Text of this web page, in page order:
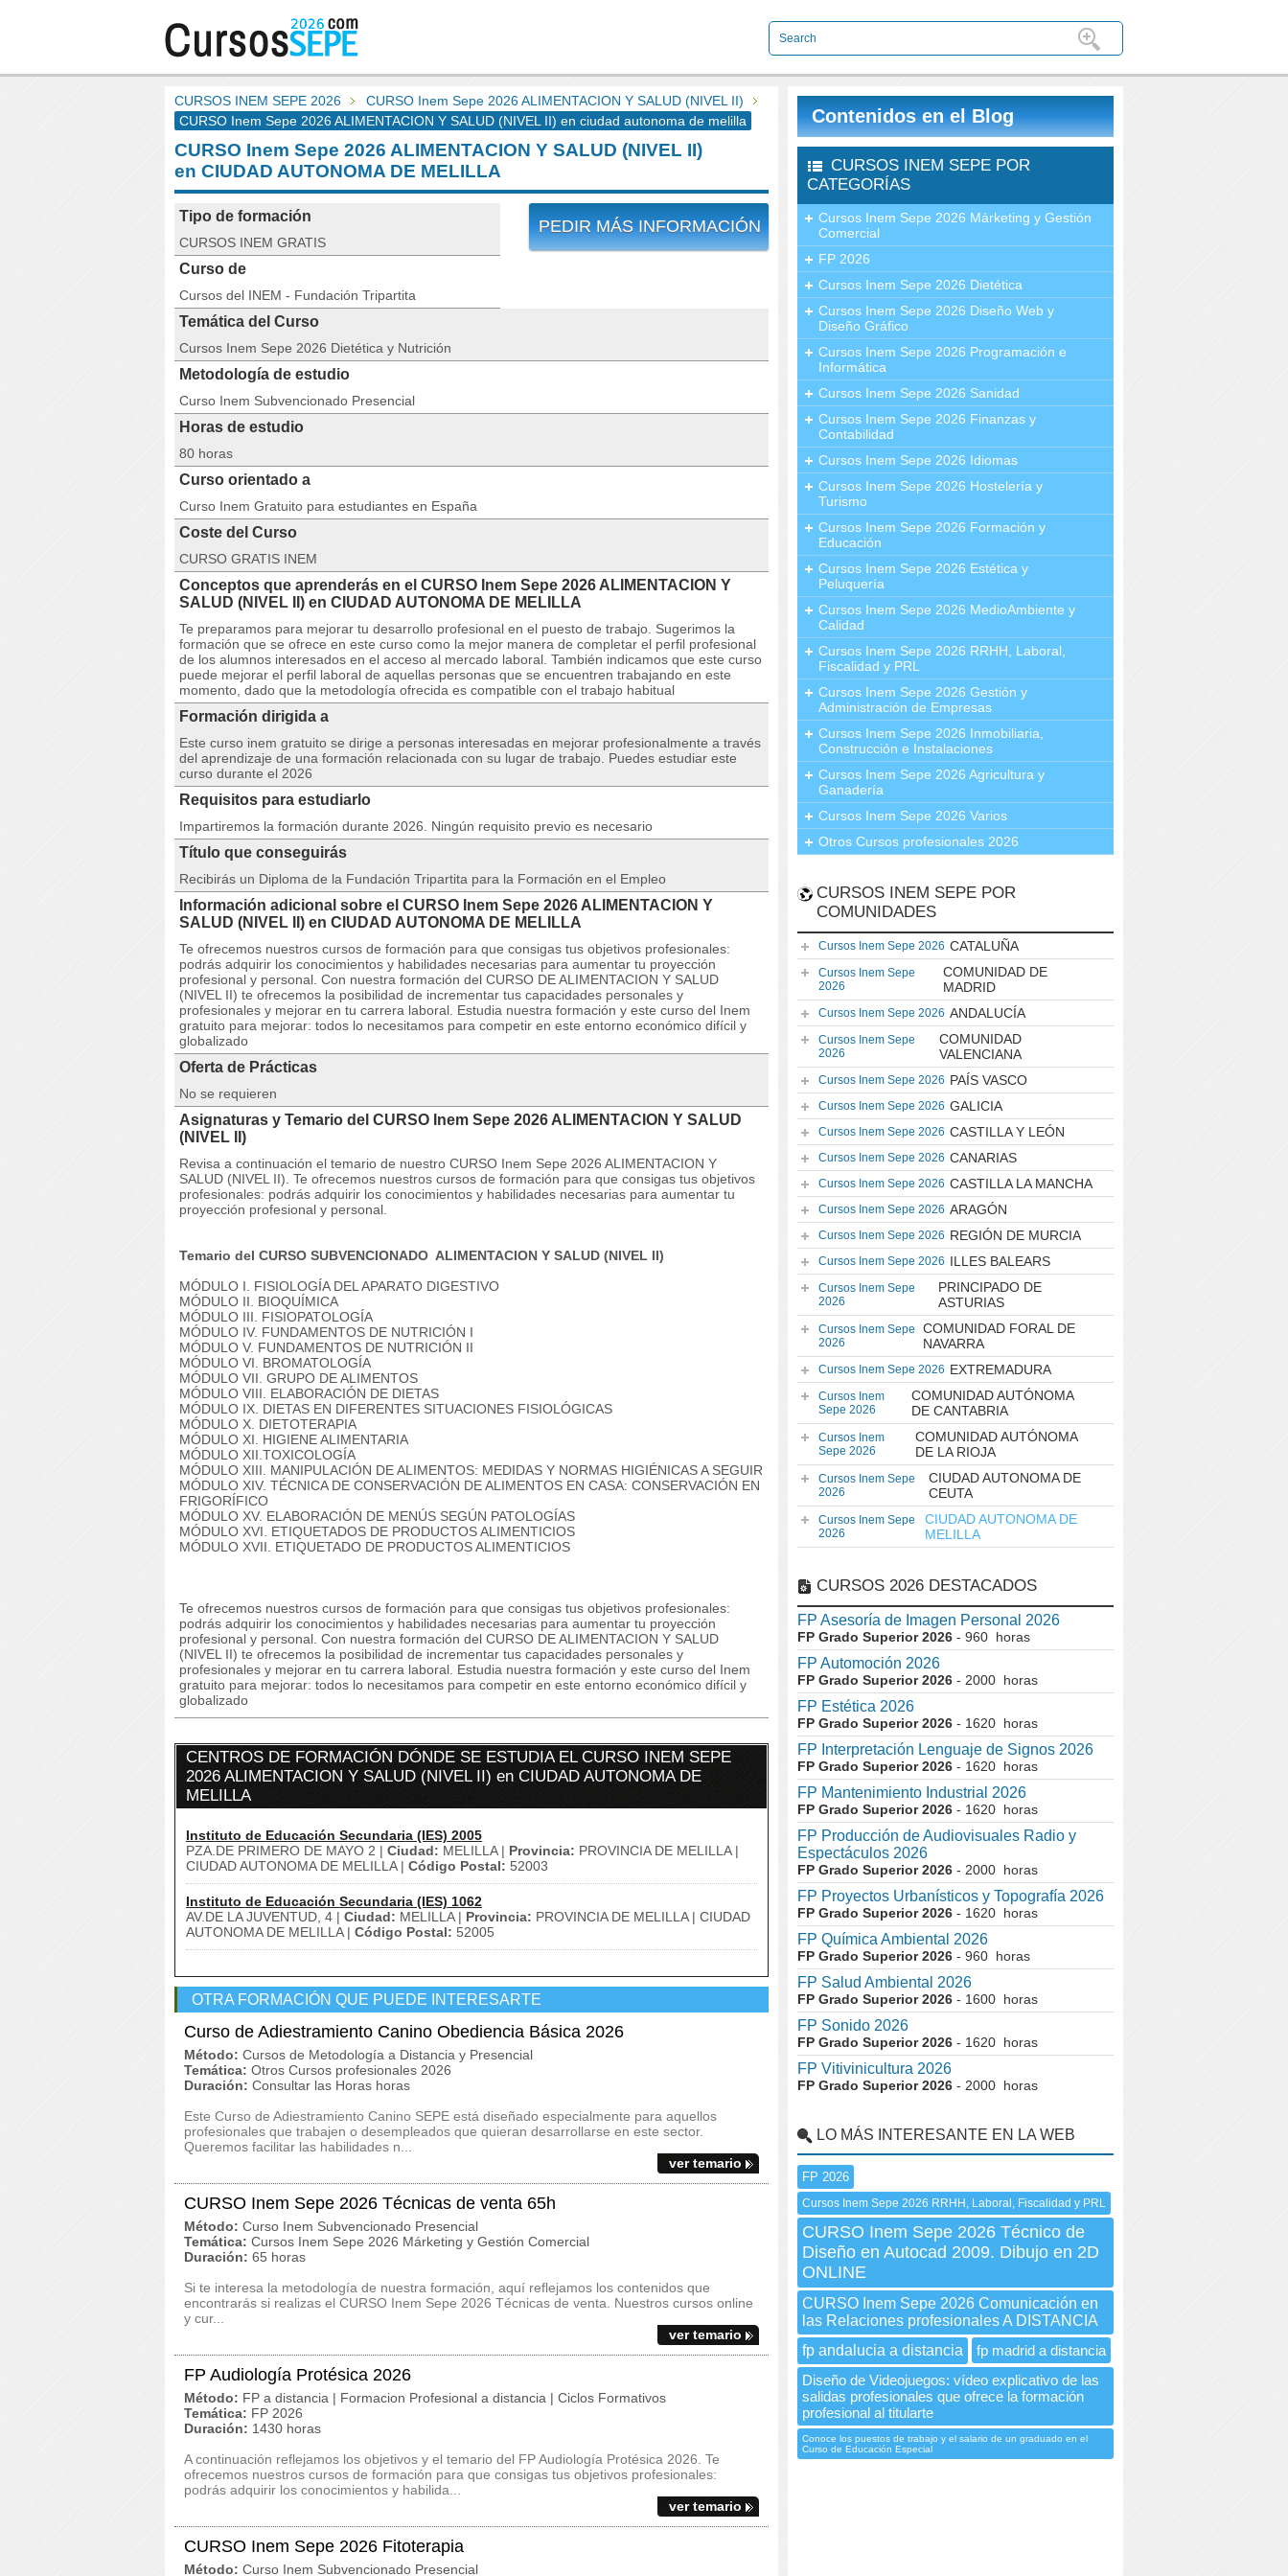
CURSOS INEM SEPE 2026
CURSO Inem Sepe 2026 ALIMENTACION Y SALUD (NIVEL II)
CURSO Inem Sepe 2026 ALIMENTACION Y SALUD (NIVEL II) en ciudad autonoma de melilla
CURSO Inem Sepe 2026 ALIMENTACION Y SALUD (NIVEL II)
en CIUDAD AUTONOMA DE MELILLA
PEDIR MÁS INFORMACIÓN
Tipo de formación
CURSOS INEM GRATIS
Curso de
Cursos del INEM - Fundación Tripartita
Temática del Curso
Cursos Inem Sepe 2026 Dietética y Nutrición
Metodología de estudio
Curso Inem Subvencionado Presencial
Horas de estudio
80 horas
Curso orientado a
Curso Inem Gratuito para estudiantes en España
Coste del Curso
CURSO GRATIS INEM
Conceptos que aprenderás en el CURSO Inem Sepe 2026 ALIMENTACION Y
SALUD (NIVEL II) en CIUDAD AUTONOMA DE MELILLA
Te preparamos para mejorar tu desarrollo profesional en el puesto de trabajo. Sugerimos la
formación que se ofrece en este curso como la mejor manera de completar el perfil profesional
de los alumnos interesados en el acceso al mercado laboral. También indicamos que este curso
puede mejorar el perfil laboral de aquellas personas que se encuentren trabajando en este
momento, dado que la metodología ofrecida es compatible con el trabajo habitual
Formación dirigida a
Este curso inem gratuito se dirige a personas interesadas en mejorar profesionalmente a través
del aprendizaje de una formación relacionada con su lugar de trabajo. Puedes estudiar este
curso durante el 2026
Requisitos para estudiarlo
Impartiremos la formación durante 2026. Ningún requisito previo es necesario
Título que conseguirás
Recibirás un Diploma de la Fundación Tripartita para la Formación en el Empleo
Información adicional sobre el CURSO Inem Sepe 2026 ALIMENTACION Y
SALUD (NIVEL II) en CIUDAD AUTONOMA DE MELILLA
Te ofrecemos nuestros cursos de formación para que consigas tus objetivos profesionales:
podrás adquirir los conocimientos y habilidades necesarias para aumentar tu proyección
profesional y personal. Con nuestra formación del CURSO DE ALIMENTACION Y SALUD
(NIVEL II) te ofrecemos la posibilidad de incrementar tus capacidades personales y
profesionales y mejorar en tu carrera laboral. Estudia nuestra formación y este curso del Inem
gratuito para mejorar: todos lo necesitamos para competir en este entorno económico difícil y
globalizado
Oferta de Prácticas
No se requieren
Asignaturas y Temario del CURSO Inem Sepe 2026 ALIMENTACION Y SALUD
(NIVEL II)
Revisa a continuación el temario de nuestro CURSO Inem Sepe 2026 ALIMENTACION Y
SALUD (NIVEL II). Te ofrecemos nuestros cursos de formación para que consigas tus objetivos
profesionales: podrás adquirir los conocimientos y habilidades necesarias para aumentar tu
proyección profesional y personal.
Temario del CURSO SUBVENCIONADO ALIMENTACION Y SALUD (NIVEL II)
MÓDULO I. FISIOLOGÍA DEL APARATO DIGESTIVO
MÓDULO II. BIOQUÍMICA
MÓDULO III. FISIOPATOLOGÍA
MÓDULO IV. FUNDAMENTOS DE NUTRICIÓN I
MÓDULO V. FUNDAMENTOS DE NUTRICIÓN II
MÓDULO VI. BROMATOLOGÍA
MÓDULO VII. GRUPO DE ALIMENTOS
MÓDULO VIII. ELABORACIÓN DE DIETAS
MÓDULO IX. DIETAS EN DIFERENTES SITUACIONES FISIOLÓGICAS
MÓDULO X. DIETOTERAPIA
MÓDULO XI. HIGIENE ALIMENTARIA
MÓDULO XII.TOXICOLOGÍA
MÓDULO XIII. MANIPULACIÓN DE ALIMENTOS: MEDIDAS Y NORMAS HIGIÉNICAS A SEGUIR
MÓDULO XIV. TÉCNICA DE CONSERVACIÓN DE ALIMENTOS EN CASA: CONSERVACIÓN EN
FRIGORÍFICO
MÓDULO XV. ELABORACIÓN DE MENÚS SEGÚN PATOLOGÍAS
MÓDULO XVI. ETIQUETADOS DE PRODUCTOS ALIMENTICIOS
MÓDULO XVII. ETIQUETADO DE PRODUCTOS ALIMENTICIOS
Te ofrecemos nuestros cursos de formación para que consigas tus objetivos profesionales:
podrás adquirir los conocimientos y habilidades necesarias para aumentar tu proyección
profesional y personal. Con nuestra formación del CURSO DE ALIMENTACION Y SALUD
(NIVEL II) te ofrecemos la posibilidad de incrementar tus capacidades personales y
profesionales y mejorar en tu carrera laboral. Estudia nuestra formación y este curso del Inem
gratuito para mejorar: todos lo necesitamos para competir en este entorno económico difícil y
globalizado
CENTROS DE FORMACIÓN DÓNDE SE ESTUDIA EL CURSO INEM SEPE
2026 ALIMENTACION Y SALUD (NIVEL II) en CIUDAD AUTONOMA DE
MELILLA
Instituto de Educación Secundaria (IES) 2005
PZA.DE PRIMERO DE MAYO 2 | Ciudad: MELILLA | Provincia: PROVINCIA DE MELILLA |
CIUDAD AUTONOMA DE MELILLA | Código Postal: 52003
Instituto de Educación Secundaria (IES) 1062
AV.DE LA JUVENTUD, 4 | Ciudad: MELILLA | Provincia: PROVINCIA DE MELILLA | CIUDAD
AUTONOMA DE MELILLA | Código Postal: 52005
OTRA FORMACIÓN QUE PUEDE INTERESARTE
Curso de Adiestramiento Canino Obediencia Básica 2026
Método: Cursos de Metodología a Distancia y Presencial
Temática: Otros Cursos profesionales 2026
Duración: Consultar las Horas horas
Este Curso de Adiestramiento Canino SEPE está diseñado especialmente para aquellos
profesionales que trabajen o desempleados que quieran desarrollarse en este sector.
Queremos facilitar las habilidades n...
ver temario
CURSO Inem Sepe 2026 Técnicas de venta 65h
Método: Curso Inem Subvencionado Presencial
Temática: Cursos Inem Sepe 2026 Márketing y Gestión Comercial
Duración: 65 horas
Si te interesa la metodología de nuestra formación, aquí reflejamos los contenidos que
encontrarás si realizas el CURSO Inem Sepe 2026 Técnicas de venta. Nuestros cursos online
y cur...
ver temario
FP Audiología Protésica 2026
Método: FP a distancia | Formacion Profesional a distancia | Ciclos Formativos
Temática: FP 2026
Duración: 1430 horas
A continuación reflejamos los objetivos y el temario del FP Audiología Protésica 2026. Te
ofrecemos nuestros cursos de formación para que consigas tus objetivos profesionales:
podrás adquirir los conocimientos y habilida...
ver temario
CURSO Inem Sepe 2026 Fitoterapia
Método: Curso Inem Subvencionado Presencial
Contenidos en el Blog
CURSOS INEM SEPE POR
CATEGORÍAS
Cursos Inem Sepe 2026 Márketing y Gestión
Comercial
FP 2026
Cursos Inem Sepe 2026 Dietética
Cursos Inem Sepe 2026 Diseño Web y
Diseño Gráfico
Cursos Inem Sepe 2026 Programación e
Informática
Cursos Inem Sepe 2026 Sanidad
Cursos Inem Sepe 2026 Finanzas y
Contabilidad
Cursos Inem Sepe 2026 Idiomas
Cursos Inem Sepe 2026 Hostelería y
Turismo
Cursos Inem Sepe 2026 Formación y
Educación
Cursos Inem Sepe 2026 Estética y
Peluquería
Cursos Inem Sepe 2026 MedioAmbiente y
Calidad
Cursos Inem Sepe 2026 RRHH, Laboral,
Fiscalidad y PRL
Cursos Inem Sepe 2026 Gestión y
Administración de Empresas
Cursos Inem Sepe 2026 Inmobiliaria,
Construcción e Instalaciones
Cursos Inem Sepe 2026 Agricultura y
Ganadería
Cursos Inem Sepe 2026 Varios
Otros Cursos profesionales 2026
CURSOS INEM SEPE POR
COMUNIDADES
Cursos Inem Sepe 2026 CATALUÑA
Cursos Inem Sepe
2026
COMUNIDAD DE
MADRID
Cursos Inem Sepe 2026 ANDALUCÍA
Cursos Inem Sepe
2026
COMUNIDAD
VALENCIANA
Cursos Inem Sepe 2026 PAÍS VASCO
Cursos Inem Sepe 2026 GALICIA
Cursos Inem Sepe 2026 CASTILLA Y LEÓN
Cursos Inem Sepe 2026 CANARIAS
Cursos Inem Sepe 2026 CASTILLA LA MANCHA
Cursos Inem Sepe 2026 ARAGÓN
Cursos Inem Sepe 2026 REGIÓN DE MURCIA
Cursos Inem Sepe 2026 ILLES BALEARS
Cursos Inem Sepe
2026
PRINCIPADO DE
ASTURIAS
Cursos Inem Sepe
2026
COMUNIDAD FORAL DE
NAVARRA
Cursos Inem Sepe 2026 EXTREMADURA
Cursos Inem
Sepe 2026
COMUNIDAD AUTÓNOMA
DE CANTABRIA
Cursos Inem
Sepe 2026
COMUNIDAD AUTÓNOMA
DE LA RIOJA
Cursos Inem Sepe
2026
CIUDAD AUTONOMA DE
CEUTA
Cursos Inem Sepe
2026
CIUDAD AUTONOMA DE
MELILLA
CURSOS 2026 DESTACADOS
FP Asesoría de Imagen Personal 2026
FP Grado Superior 2026 - 960 horas
FP Automoción 2026
FP Grado Superior 2026 - 2000 horas
FP Estética 2026
FP Grado Superior 2026 - 1620 horas
FP Interpretación Lenguaje de Signos 2026
FP Grado Superior 2026 - 1620 horas
FP Mantenimiento Industrial 2026
FP Grado Superior 2026 - 1620 horas
FP Producción de Audiovisuales Radio y
Espectáculos 2026
FP Grado Superior 2026 - 2000 horas
FP Proyectos Urbanísticos y Topografía 2026
FP Grado Superior 2026 - 1620 horas
FP Química Ambiental 2026
FP Grado Superior 2026 - 960 horas
FP Salud Ambiental 2026
FP Grado Superior 2026 - 1600 horas
FP Sonido 2026
FP Grado Superior 2026 - 1620 horas
FP Vitivinicultura 2026
FP Grado Superior 2026 - 2000 horas
LO MÁS INTERESANTE EN LA WEB
FP 2026
Cursos Inem Sepe 2026 RRHH, Laboral, Fiscalidad y PRL
CURSO Inem Sepe 2026 Técnico de
Diseño en Autocad 2009. Dibujo en 2D
ONLINE
CURSO Inem Sepe 2026 Comunicación en
las Relaciones profesionales A DISTANCIA
fp andalucia a distancia
fp madrid a distancia
Diseño de Videojuegos: vídeo explicativo de las
salidas profesionales que ofrece la formación
profesional al titularte
Conoce los puestos de trabajo y el salario de un graduado en el
Curso de Educación Especial